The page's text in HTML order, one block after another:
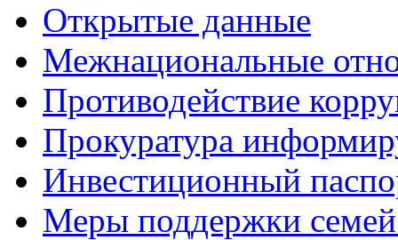
Открытые данные
Межнациональные
Противодействие
Прокуратура
Инвестиционный
Меры поддержки